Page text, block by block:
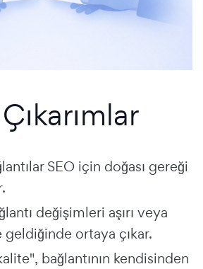
SEO için doğası gereği
değişimleri aşırı veya
geldiğinde ortaya çıkar.
bağlantının kendisinden